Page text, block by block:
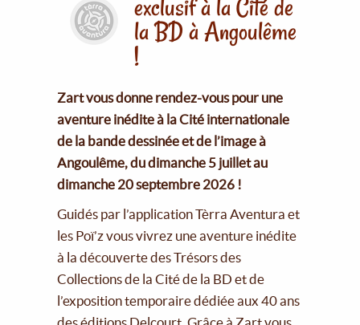
exclusif à la Cité de
la BD à Angoulême
!
Zart vous donne rendez-vous pour une
aventure inédite à la Cité internationale
de la bande dessinée et de l’image à
Angoulême, du dimanche 5 juillet au
dimanche 20 septembre 2026 !
Guidés par l’application Tèrra Aventura et
les Poï’z vous vivrez une aventure inédite
à la découverte des Trésors des
Collections de la Cité de la BD et de
l’exposition temporaire dédiée aux 40 ans
des éditions Delcourt. Grâce à Zart vous